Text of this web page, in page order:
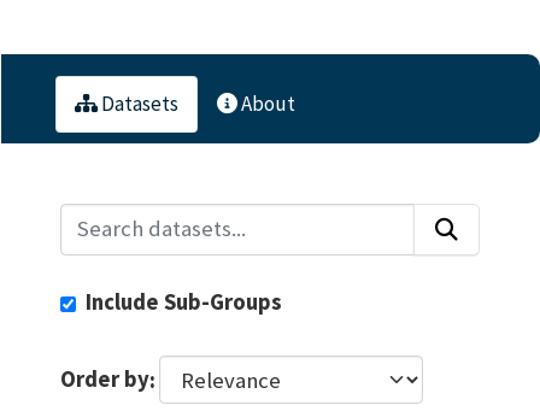
Datasets About
Include Sub-Groups
Order by